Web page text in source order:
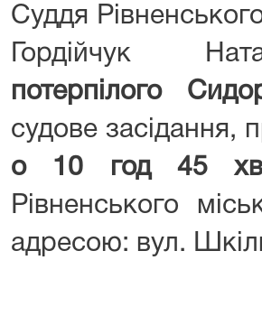
Суддя
Гордійчук
потерпі лого
судове засідання,
о 1 0 год 45
Рівненського
адресою: вул.